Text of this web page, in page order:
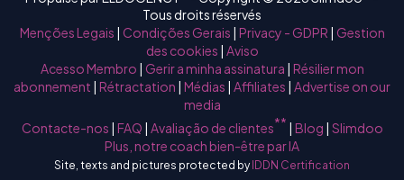
Tous droits réservés
Menções Legais | Condições Gerais | Privacy - GDPR | Gestion
des cookies | Aviso
Acesso Membro | Gerir a minha assinatura | Résilier mon
abonnement | Rétractation | Médias | Affiliates | Advertise on our
media
Contacte-nos | FAQ | Avaliação de clientes** | Blog | Slimdoo
Plus, notre coach bien-être par IA
Site, texts and pictures protected by IDDN Certification